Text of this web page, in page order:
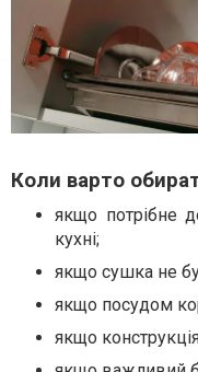
Коли варто
якщо потрібне
кухні;
якщо сушка не
якщо посудом
якщо